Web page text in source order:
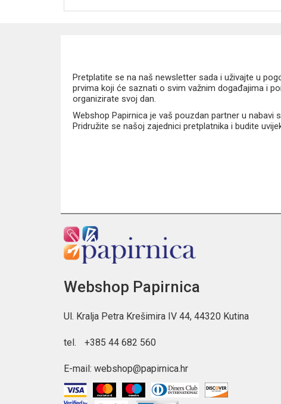
Pretplatite se na naš newsletter sada i uživajte u
prvima koji će saznati o svim važnim događajima i
organizirate svoj dan.
Webshop Papirnica je vaš pouzdan partner u
Pridružite se našoj zajednici pretplatnika i budite
Webshop Papirnica
Ul. Kralja Petra Krešimira IV 44, 44320 Kutina
tel. +385 44 682 560
E-mail: webshop@papirnica.hr